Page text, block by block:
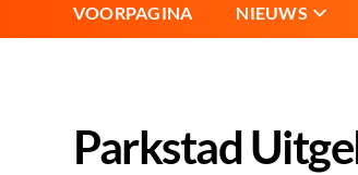
VOORPAGINA NIEUWS
Parkstad